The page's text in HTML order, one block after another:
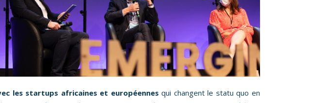
les startups africaines et européennes qui changent le statu quo en